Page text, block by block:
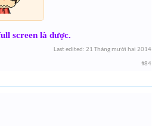
screen là được.
Last edited: 21 Tháng mười hai 2014
#84